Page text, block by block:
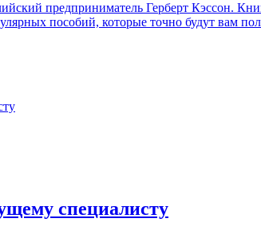
предприниматель Герберт Кэссон.
пособий, которые точно будут вам
специалисту